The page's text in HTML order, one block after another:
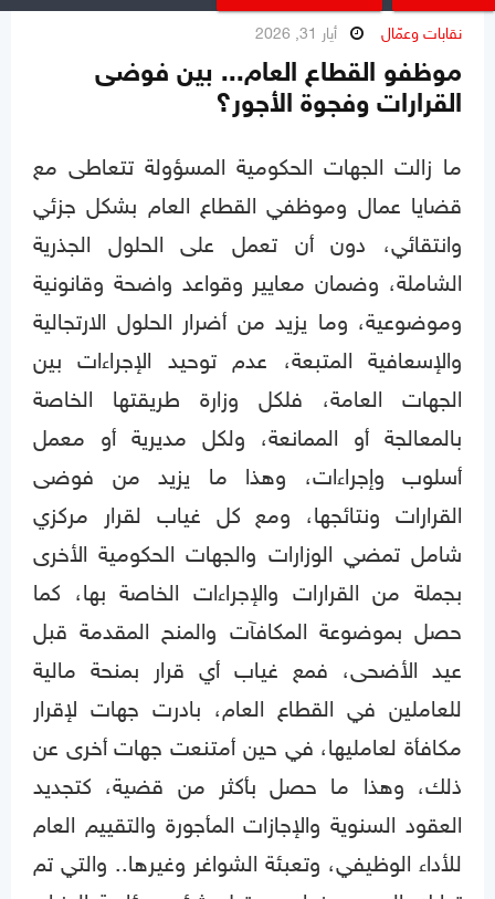
نقابات وعمّال أيار 31, 2026
موظفو القطاع العام... بين فوضى
القرارات وفجوة الأجور؟
ما زالت الجهات الحكومية المسؤولة تتعاطى مع
قضايا عمال وموظفي القطاع العام بشكل جزئي
وانتقائي، دون أن تعمل على الحلول الجذرية
الشاملة، وضمان معايير وقواعد واضحة وقانونية
وموضوعية، وما يزيد من أضرار الحلول الارتجالية
والإسعافية المتبعة، عدم توحيد الإجراءات بين
الجهات العامة، فلكل وزارة طريقتها الخاصة
بالمعالجة أو الممانعة، ولكل مديرية أو معمل
أسلوب وإجراءات، وهذا ما يزيد من فوضى
القرارات ونتائجها، ومع كل غياب لقرار مركزي
شامل تمضي الوزارات والجهات الحكومية الأخرى
بجملة من القرارات والإجراءات الخاصة بها، كما
حصل بموضوعة المكافآت والمنح المقدمة قبل
عيد الأضحى، فمع غياب أي قرار بمنحة مالية
للعاملين في القطاع العام، بادرت جهات لإقرار
مكافأة لعامليها، في حين أمتنعت جهات أخرى عن
ذلك، وهذا ما حصل بأكثر من قضية، كتجديد
العقود السنوية والإجازات المأجورة والتقييم العام
للأداء الوظيفي، وتعبئة الشواغر وغيرها.. والتي تم